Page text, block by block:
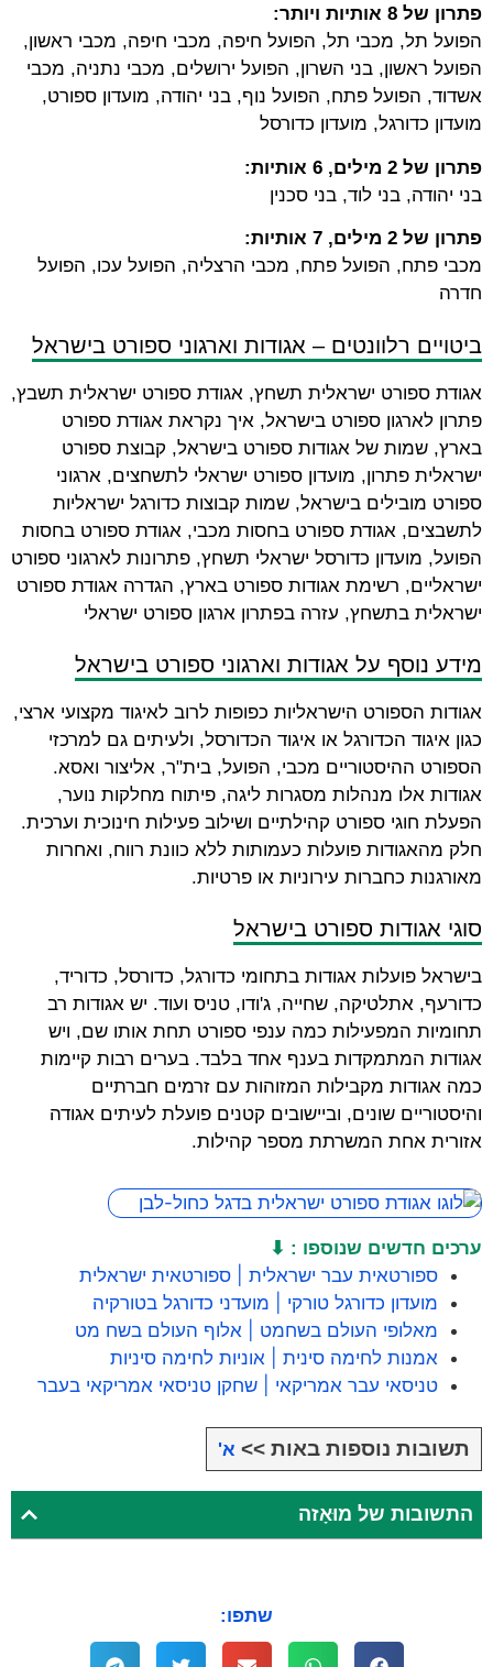
פתרון של 8 אותיות ויותר:
הפועל תל, מכבי תל, הפועל חיפה, מכבי חיפה, מכבי ראשון,
הפועל ראשון, בני השרון, הפועל ירושלים, מכבי נתניה, מכבי
אשדוד, הפועל פתח, הפועל נוף, בני יהודה, מועדון ספורט,
מועדון כדורגל, מועדון כדורסל
פתרון של 2 מילים, 6 אותיות:
בני יהודה, בני לוד, בני סכנין
פתרון של 2 מילים, 7 אותיות:
מכבי פתח, הפועל פתח, מכבי הרצליה, הפועל עכו, הפועל
חדרה
ביטויים רלוונטים – אגודות וארגוני ספורט בישראל
אגודת ספורט ישראלית תשחץ, אגודת ספורט ישראלית תשבץ,
פתרון לארגון ספורט בישראל, איך נקראת אגודת ספורט
בארץ, שמות של אגודות ספורט בישראל, קבוצת ספורט
ישראלית פתרון, מועדון ספורט ישראלי לתשחצים, ארגוני
ספורט מובילים בישראל, שמות קבוצות כדורגל ישראליות
לתשבצים, אגודת ספורט בחסות מכבי, אגודת ספורט בחסות
הפועל, מועדון כדורסל ישראלי תשחץ, פתרונות לארגוני ספורט
ישראליים, רשימת אגודות ספורט בארץ, הגדרה אגודת ספורט
ישראלית בתשחץ, עזרה בפתרון ארגון ספורט ישראלי
מידע נוסף על אגודות וארגוני ספורט בישראל
אגודות הספורט הישראליות כפופות לרוב לאיגוד מקצועי ארצי,
כגון איגוד הכדורגל או איגוד הכדורסל, ולעיתים גם למרכזי
הספורט ההיסטוריים מכבי, הפועל, בית"ר, אליצור ואסא.
אגודות אלו מנהלות מסגרות ליגה, פיתוח מחלקות נוער,
הפעלת חוגי ספורט קהילתיים ושילוב פעילות חינוכית וערכית.
חלק מהאגודות פועלות כעמותות ללא כוונת רווח, ואחרות
מאורגנות כחברות עירוניות או פרטיות.
סוגי אגודות ספורט בישראל
בישראל פועלות אגודות בתחומי כדורגל, כדורסל, כדוריד,
כדורעף, אתלטיקה, שחייה, ג'ודו, טניס ועוד. יש אגודות רב
תחומיות המפעילות כמה ענפי ספורט תחת אותו שם, ויש
אגודות המתמקדות בענף אחד בלבד. בערים רבות קיימות
כמה אגודות מקבילות המזוהות עם זרמים חברתיים
והיסטוריים שונים, וביישובים קטנים פועלת לעיתים אגודה
אזורית אחת המשרתת מספר קהילות.
ערכים חדשים שנוספו : ⬇
ספורטאית עבר ישראלית | ספורטאית ישראלית
מועדון כדורגל טורקי | מועדני כדורגל בטורקיה
מאלופי העולם בשחמט | אלוף העולם בשח מט
אמנות לחימה סינית | אוניות לחימה סיניות
טניסאי עבר אמריקאי | שחקן טניסאי אמריקאי בעבר
תשובות נוספות באות >> א'
התשובות של מוּאָזה
שתפו: